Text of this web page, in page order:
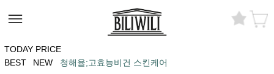
TODAY PRICE
BEST
NEW 청해율;고효능비건 스킨케어